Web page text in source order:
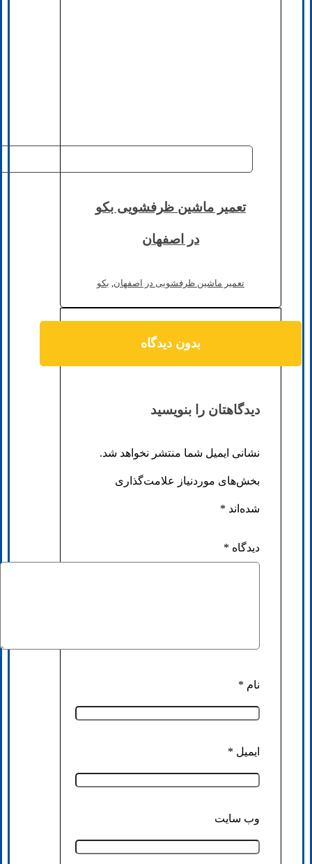
تعمیر ماشین ظرفشویی بکو
در اصفهان
تعمیر ماشین ظرفشویی در اصفهان بکو
بدون دیدگاه
دیدگاهتان را بنویسید
نشانی ایمیل شما منتشر نخواهد شد.
بخش‌های موردنیاز علامت‌گذاری
شده‌اند *
دیدگاه *
نام *
ایمیل *
وب‌ سایت